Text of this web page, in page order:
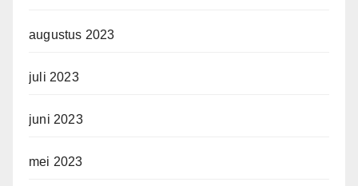
augustus 2023
juli 2023
juni 2023
mei 2023